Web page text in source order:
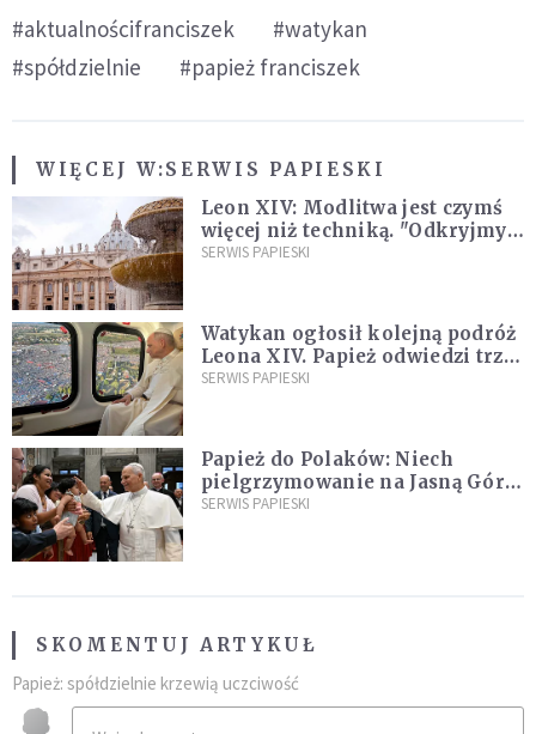
#aktualnościfranciszek
#watykan
#spółdzielnie
#papież franciszek
WIĘCEJ W:SERWIS PAPIESKI
Leon XIV: Modlitwa jest czymś
więcej niż techniką. "Odkryjmy
ją na nowo"
SERWIS PAPIESKI
Watykan ogłosił kolejną podróż
Leona XIV. Papież odwiedzi trzy
kraje Ameryki Południowej
SERWIS PAPIESKI
Papież do Polaków: Niech
pielgrzymowanie na Jasną Górę
umocni wiarę i nadzieję
SERWIS PAPIESKI
SKOMENTUJ ARTYKUŁ
Papież: spółdzielnie krzewią uczciwość